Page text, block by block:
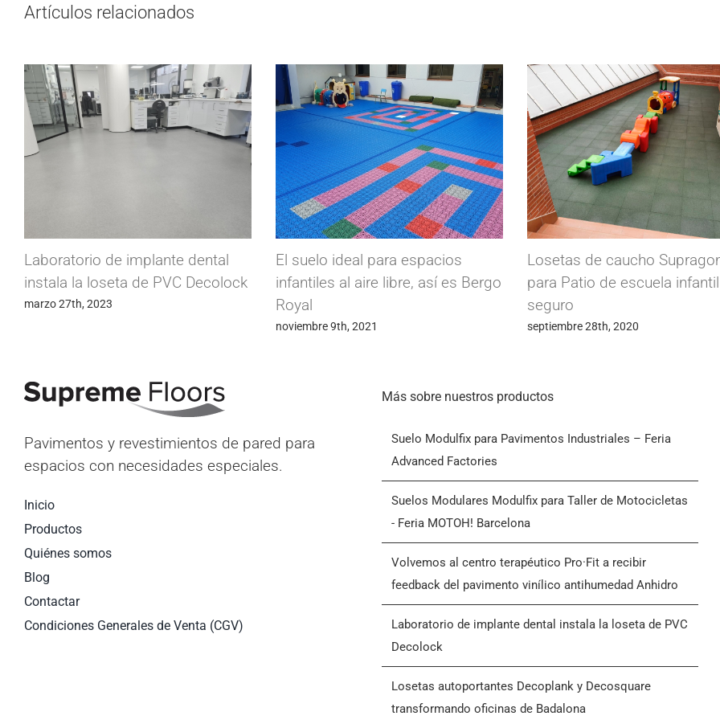
Artículos relacionados
Laboratorio de implante dental
instala la loseta de PVC Decolock
marzo 27th, 2023
El suelo ideal para espacios
infantiles al aire libre, así es Bergo
Royal
noviembre 9th, 2021
Losetas de caucho
para Patio de escuela
seguro
septiembre 28th, 2020
Pavimentos y revestimientos de pared para
espacios con necesidades especiales.
Inicio
Productos
Quiénes somos
Blog
Contactar
Condiciones Generales de Venta (CGV)
Más sobre nuestros productos
Suelo Modulfix para Pavimentos Industriales – Feria
Advanced Factories
Suelos Modulares Modulfix para Taller de Motocicletas
- Feria MOTOH! Barcelona
Volvemos al centro terapéutico Pro·Fit a recibir
feedback del pavimento vinílico antihumedad Anhidro
Laboratorio de implante dental instala la loseta de PVC
Decolock
Losetas autoportantes Decoplank y Decosquare
transformando oficinas de Badalona